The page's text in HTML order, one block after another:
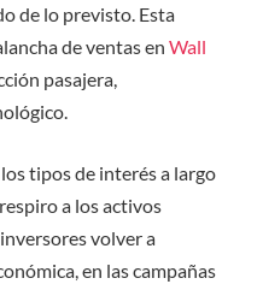
de lo previsto. Esta
de ventas en Wall
pasajera,
tipos de interés a largo
a los activos
volver a
en las campañas